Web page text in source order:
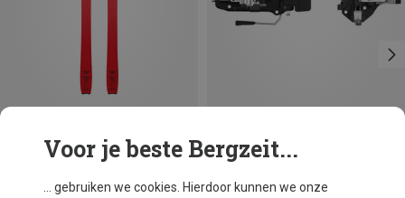
Je bespaart 23% Je bespaart 37%
Voor je beste Bergzeit...
... gebruiken we cookies. Hierdoor kunnen we onze